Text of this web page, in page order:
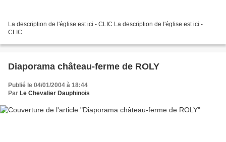
La description de l'église est ici - CLIC La description de l'église est ici -
CLIC
Diaporama château-ferme de ROLY
Publié le 04/01/2004 à 18:44
Par Le Chevalier Dauphinois